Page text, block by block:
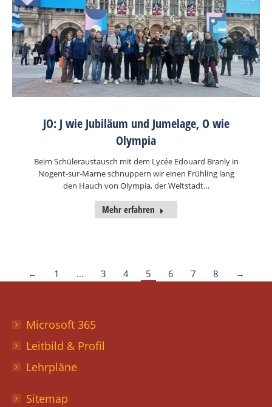
JO: J wie Jubiläum und Jumelage, O wie
Olympia
Beim Schüleraustausch mit dem Lycée Edouard Branly in
Nogent-sur-Marne schnuppern wir einen Frühling lang
den Hauch von Olympia, der Weltstadt…
Mehr erfahren
← 1 … 3 4 5 6 7 8 →
Microsoft 365
Leitbild & Profil
Lehrpläne
Sitemap